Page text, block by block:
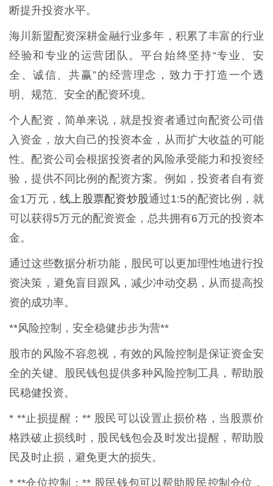
断提升投资水平。
海川新盟配资深耕金融行业多年，积累了丰富的行业
经验和专业的运营团队。平台始终坚持“专业、安
全、诚信、共赢”的经营理念，致力于打造一个透
明、规范、安全的配资环境。
个人配资，简单来说，就是投资者通过向配资公司借
入资金，放大自己的投资本金，从而扩大收益的可能
性。配资公司会根据投资者的风险承受能力和投资经
验，提供不同比例的配资方案。例如，投资者自有资
金1万元，线上股票配资炒股通过1:5的配资比例，就
可以获得5万元的配资资金，总共拥有6万元的投资本
金。
通过这些数据分析功能，股民可以更加理性地进行投
资决策，避免盲目跟风，减少冲动交易，从而提高投
资的成功率。
**风险控制，安全稳健步步为营**
股市的风险不容忽视，有效的风险控制是保证资金安
全的关键。股民钱包提供多种风险控制工具，帮助股
民稳健投资。
* **止损提醒：** 股民可以设置止损价格，当股票价
格跌破止损线时，股民钱包会及时发出提醒，帮助股
民及时止损，避免更大的损失。
* **仓位控制：** 股民钱包可以帮助股民控制仓位，